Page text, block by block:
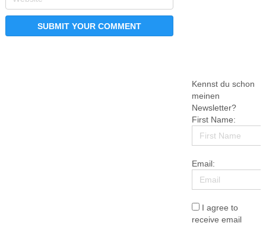
Kennst du schon
meinen
Newsletter?
First Name:
Email:
I agree to
receive email